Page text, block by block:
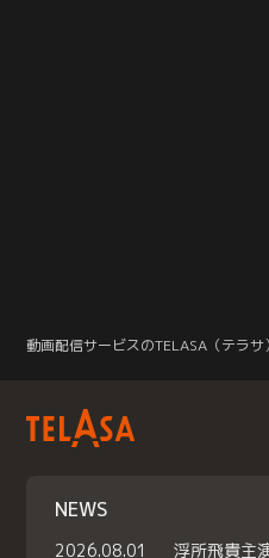
動画配信サービスのTELASA（テラサ）
NEWS
2026.08.01